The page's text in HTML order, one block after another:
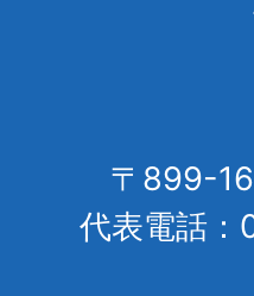
〒899-
代表電話